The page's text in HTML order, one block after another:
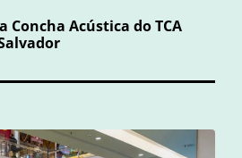
Concha Acústica do TCA